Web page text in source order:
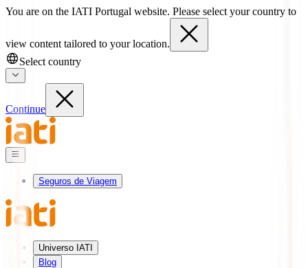
You are on the IATI Portugal website. Please select your country to
view content tailored to your location.
Select country
Continue
Seguros de Viagem
Universo IATI
Blog